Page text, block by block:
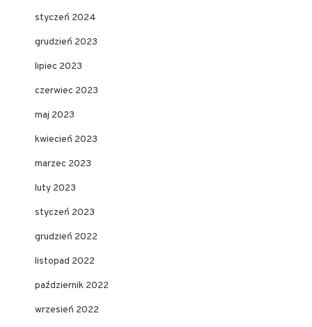
styczeń 2024
grudzień 2023
lipiec 2023
czerwiec 2023
maj 2023
kwiecień 2023
marzec 2023
luty 2023
styczeń 2023
grudzień 2022
listopad 2022
październik 2022
wrzesień 2022